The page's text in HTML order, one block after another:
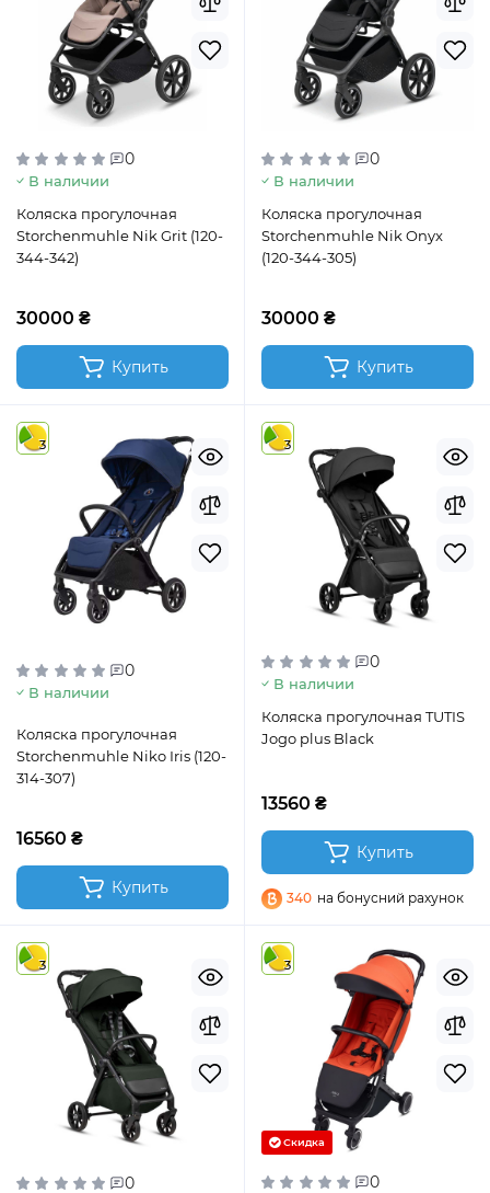
0
В наличии
Коляска прогулочная
Storchenmuhle Nik Grit (120-
344-342)
30000 ₴
Купить
0
В наличии
Коляска прогулочная
Storchenmuhle Nik Onyx
(120-344-305)
30000 ₴
Купить
3
0
В наличии
Коляска прогулочная
Storchenmuhle Niko Iris (120-
314-307)
16560 ₴
Купить
3
0
В наличии
Коляска прогулочная TUTIS
Jogo plus Black
13560 ₴
Купить
340 на бонусний рахунок
3
0
3
Скидка
0